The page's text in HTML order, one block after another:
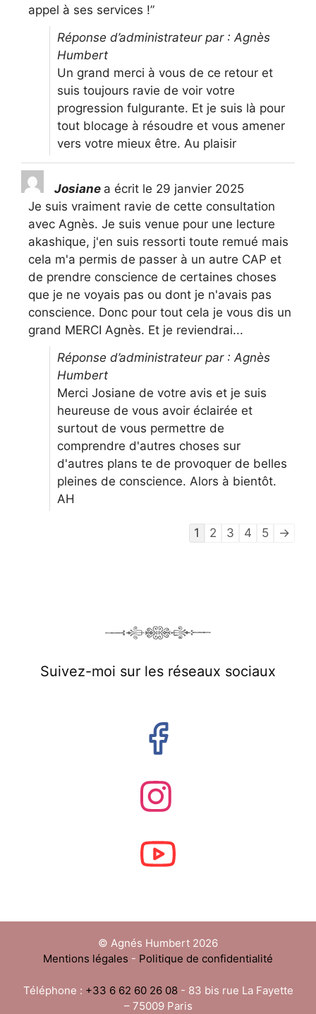
appel à ses services !”
Réponse d’administrateur par : Agnès
Humbert
Un grand merci à vous de ce retour et
suis toujours ravie de voir votre
progression fulgurante. Et je suis là pour
tout blocage à résoudre et vous amener
vers votre mieux être. Au plaisir
Josiane a écrit le 29 janvier 2025
Je suis vraiment ravie de cette consultation
avec Agnès. Je suis venue pour une lecture
akashique, j'en suis ressorti toute remué mais
cela m'a permis de passer à un autre CAP et
de prendre conscience de certaines choses
que je ne voyais pas ou dont je n'avais pas
conscience. Donc pour tout cela je vous dis un
grand MERCI Agnès. Et je reviendrai...
Réponse d’administrateur par : Agnès
Humbert
Merci Josiane de votre avis et je suis
heureuse de vous avoir éclairée et
surtout de vous permettre de
comprendre d'autres choses sur
d'autres plans te de provoquer de belles
pleines de conscience. Alors à bientôt.
AH
Navigation
1 2 3 4 5 →
Suivez-moi sur les réseaux sociaux
© Agnés Humbert 2026
Mentions légales - Politique de confidentialité
Téléphone : +33 6 62 60 26 08 - 83 bis rue La Fayette
– 75009 Paris